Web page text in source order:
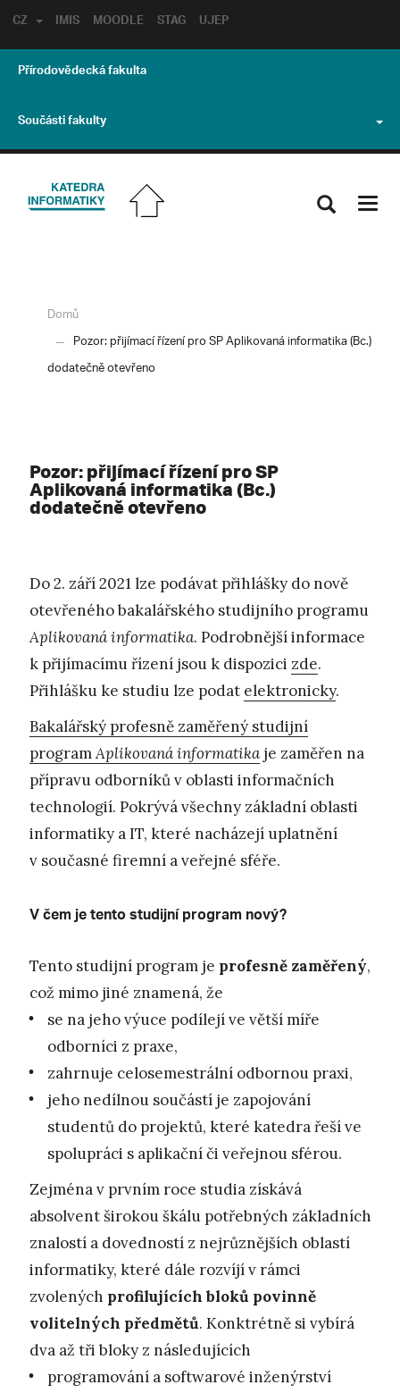
IMIS MOODLE STAG UJEP
CZ
Přírodovědecká fakulta
Součásti fakulty
Domů
Pozor: přijímací řízení pro SP Aplikovaná informatika (Bc.)
dodatečně otevřeno
Pozor: přijímací řízení pro SP
Aplikovaná informatika (Bc.)
dodatečně otevřeno
Do 2. září 2021 lze podávat přihlášky do nově
otevřeného bakalářského studijního programu
Aplikovaná informatika. Podrobnější informace
k přijímacímu řízení jsou k dispozici zde.
Přihlášku ke studiu lze podat elektronicky.
Bakalářský profesně zaměřený studijní
programAplikovaná informatika je zaměřen na
přípravu odborníků v oblasti informačních
technologií. Pokrývá všechny základní oblasti
informatiky a IT, které nacházejí uplatnění
v současné firemní a veřejné sféře.
V čem je tento studijní program nový?
Tento studijní program je profesně zaměřený,
což mimo jiné znamená, že
se na jeho výuce podílejí ve větší míře
odborníci z praxe,
zahrnuje celosemestrální odbornou praxi,
jeho nedílnou součástí je zapojování
studentů do projektů, které katedra řeší ve
spolupráci s aplikační či veřejnou sférou.
Zejména v prvním roce studia získává
absolvent širokou škálu potřebných základních
znalostí a dovedností z nejrůznějších oblastí
informatiky, které dále rozvíjí v rámci
zvolených profilujících bloků povinně
volitelných předmětů. Konktrétně si vybírá
dva až tři bloky z následujících
programování a softwarové inženýrství